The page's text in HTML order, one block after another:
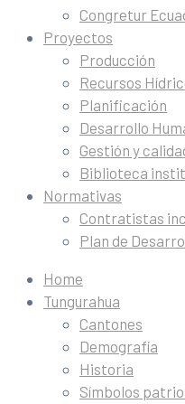
Congretur
Proyectos
Producción
Recursos
Planificación
Desarrollo
Gestión y
Biblioteca
Normativas
Contratistas
Plan de
Home
Tungurahua
Cantones
Demografía
Historia
Símbolos